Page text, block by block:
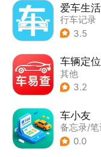
爱车生活
行车记录
3.5
车辆定位
其他
3.2
车小友
备忘录/笔
0.0